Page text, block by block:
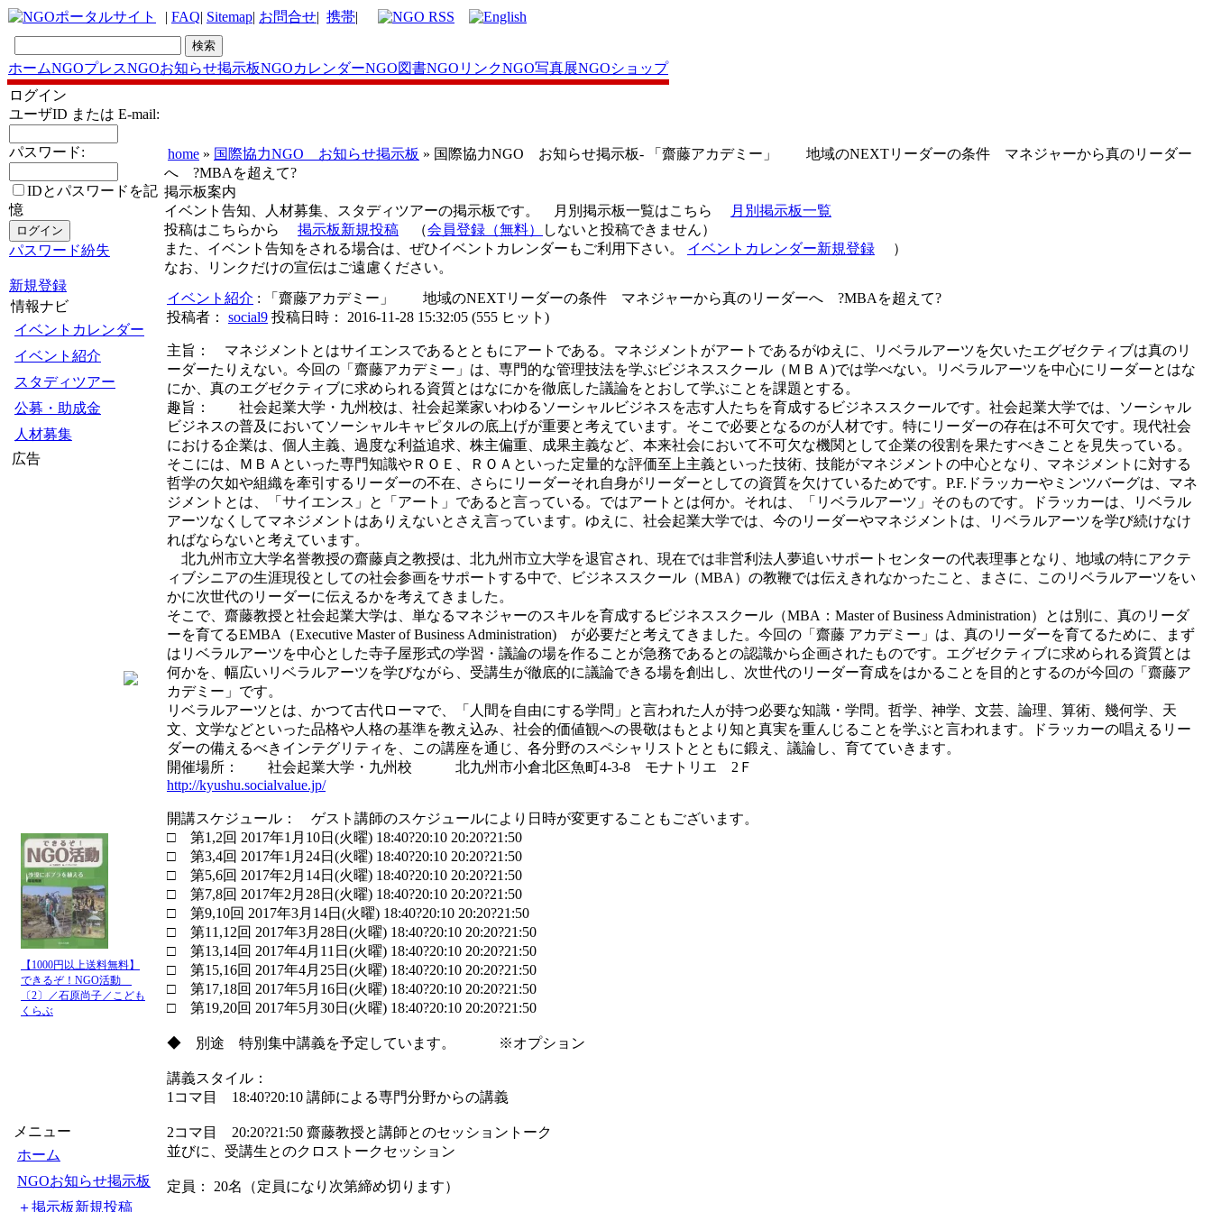
| FAQ| Sitemap| お問合せ| 携帯|
ホームNGOプレスNGOお知らせ掲示板NGOカレンダーNGO図書NGOリンクNGO写真展NGOショップ
ログイン
ユーザID または E-mail:
パスワード:
IDとパスワードを記
憶
パスワード紛失
新規登録
情報ナビ
イベントカレンダー
イベント紹介
スタディツアー
公募・助成金
人材募集
広告
【1000円以上送料無料】
できるぞ！NGO活動
〔2〕／石原尚子／こども
くらぶ
メニュー
ホーム
NGOお知らせ掲示板
＋掲示板新規投稿
home » 国際協力NGO お知らせ掲示板 » 国際協力NGO お知らせ掲示板- 「齋藤アカデミー」 地域のNEXTリーダーの条件 マネジャーから真のリーダー
へ ?MBAを超えて?
掲示板案内
イベント告知、人材募集、スタディツアーの掲示板です。 月別掲示板一覧はこちら
月別掲示板一覧
投稿はこちらから 掲示板新規投稿 （会員登録（無料）
しないと投稿できません）
また、イベント告知をされる場合は、ぜひイベントカレンダーもご利用下さい。 イベントカレンダー新規登録 ）
なお、リンクだけの宣伝はご遠慮ください。
イベント紹介 : 「齋藤アカデミー」 地域のNEXTリーダーの条件 マネジャーから真のリーダーへ ?MBAを超えて?
投稿者： social9 投稿日時： 2016-11-28 15:32:05 (555 ヒット )
主旨： マネジメントとはサイエンスであるとともにアートである。マネジメントがアートであるがゆえに、リベラルアーツを欠いたエグゼクティブは真のリ
ーダーたりえない。今回の「齋藤アカデミー」は、専門的な管理技法を学ぶビジネススクール（ＭＢＡ)では学べない。リベラルアーツを中心にリーダーとはな
にか、真のエグゼクティブに求められる資質とはなにかを徹底した議論をとおして学ぶことを課題とする。
趣旨： 社会起業大学・九州校は、社会起業家いわゆるソーシャルビジネスを志す人たちを育成するビジネススクールです。社会起業大学では、ソーシャル
ビジネスの普及においてソーシャルキャピタルの底上げが重要と考えています。そこで必要となるのが人材です。特にリーダーの存在は不可欠です。現代社会
における企業は、個人主義、過度な利益追求、株主偏重、成果主義など、本来社会において不可欠な機関として企業の役割を果たすべきことを見失っている。
そこには、ＭＢＡといった専門知識やＲＯＥ、ＲＯＡといった定量的な評価至上主義といった技術、技能がマネジメントの中心となり、マネジメントに対する
哲学の欠如や組織を牽引するリーダーの不在、さらにリーダーそれ自身がリーダーとしての資質を欠けているためです。P.F.ドラッカーやミンツバーグは、マネ
ジメントとは、「サイエンス」と「アート」であると言っている。ではアートとは何か。それは、「リベラルアーツ」そのものです。ドラッカーは、リベラル
アーツなくしてマネジメントはありえないとさえ言っています。ゆえに、社会起業大学では、今のリーダーやマネジメントは、リベラルアーツを学び続けなけ
ればならないと考えています。
北九州市立大学名誉教授の齋藤貞之教授は、北九州市立大学を退官され、現在では非営利法人夢追いサポートセンターの代表理事となり、地域の特にアクテ
ィブシニアの生涯現役としての社会参画をサポートする中で、ビジネススクール（MBA）の教鞭では伝えきれなかったこと、まさに、このリベラルアーツをい
かに次世代のリーダーに伝えるかを考えてきました。
そこで、齋藤教授と社会起業大学は、単なるマネジャーのスキルを育成するビジネススクール（MBA：Master of Business Administration）とは別に、真のリーダ
ーを育てるEMBA（Executive Master of Business Administration) が必要だと考えてきました。今回の「齋藤 アカデミー」は、真のリーダーを育てるために、まず
はリベラルアーツを中心とした寺子屋形式の学習・議論の場を作ることが急務であるとの認識から企画されたものです。エグゼクティブに求められる資質とは
何かを、幅広いリベラルアーツを学びながら、受講生が徹底的に議論できる場を創出し、次世代のリーダー育成をはかることを目的とするのが今回の「齋藤ア
カデミー」です。
リベラルアーツとは、かつて古代ローマで、「人間を自由にする学問」と言われた人が持つ必要な知識・学問。哲学、神学、文芸、論理、算術、幾何学、天
文、文学などといった品格や人格の基準を教え込み、社会的価値観への畏敬はもとより知と真実を重んじることを学ぶと言われます。ドラッカーの唱えるリー
ダーの備えるべきインテグリティを、この講座を通じ、各分野のスペシャリストとともに鍛え、議論し、育てていきます。
開催場所： 社会起業大学・九州校 北九州市小倉北区魚町4-3-8 モナトリエ 2Ｆ
http://kyushu.socialvalue.jp/
開講スケジュール： ゲスト講師のスケジュールにより日時が変更することもございます。
□ 第1,2回 2017年1月10日(火曜) 18:40?20:10 20:20?21:50
□ 第3,4回 2017年1月24日(火曜) 18:40?20:10 20:20?21:50
□ 第5,6回 2017年2月14日(火曜) 18:40?20:10 20:20?21:50
□ 第7,8回 2017年2月28日(火曜) 18:40?20:10 20:20?21:50
□ 第9,10回 2017年3月14日(火曜) 18:40?20:10 20:20?21:50
□ 第11,12回 2017年3月28日(火曜) 18:40?20:10 20:20?21:50
□ 第13,14回 2017年4月11日(火曜) 18:40?20:10 20:20?21:50
□ 第15,16回 2017年4月25日(火曜) 18:40?20:10 20:20?21:50
□ 第17,18回 2017年5月16日(火曜) 18:40?20:10 20:20?21:50
□ 第19,20回 2017年5月30日(火曜) 18:40?20:10 20:20?21:50
◆ 別途 特別集中講義を予定しています。 ※オプション
講義スタイル：
1コマ目 18:40?20:10 講師による専門分野からの講義
2コマ目 20:20?21:50 齋藤教授と講師とのセッショントーク
並びに、受講生とのクロストークセッション
定員： 20名（定員になり次第締め切ります）